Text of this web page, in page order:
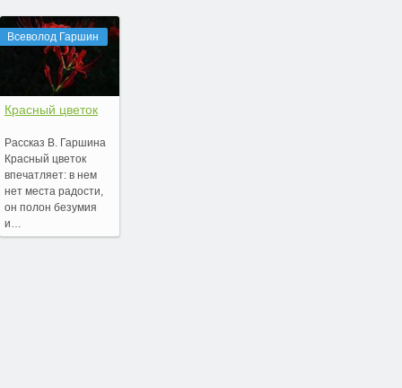
Всеволод Гаршин
Красный цветок
Рассказ В. Гаршина
Красный цветок
впечатляет: в нем
нет места радости,
он полон безумия
и…